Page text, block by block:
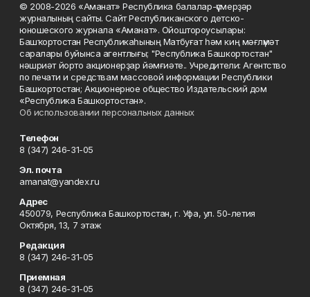
© 2008-2026 «Аманат» Республика балалар-үҫмерҙәр
журналының сайты. Сайт Республиканского детско-
юношеского журнала «Аманат». Ойоштороусылары:
Башҡортостан Республикаһының Матбуғат һәм киң мәғлүмәт
саралары буйынса агентлығы; "Республика Башкортостан"
нәшриәт йорто акционерҙар йәмғиәте.. Учредители: Агентство
по печати и средствам массовой информации Республики
Башкортостан; Акционерное общество Издательский дом
«Республика Башкортостан».
Об использовании персональных данных
Телефон
8 (347) 246-31-05
Эл. почта
amanat@yandex.ru
Адрес
450079, Республика Башкортостан, г. Уфа, ул. 50-летия
Октября, 13, 7 этаж
Редакция
8 (347) 246-31-05
Приемная
8 (347) 246-31-05